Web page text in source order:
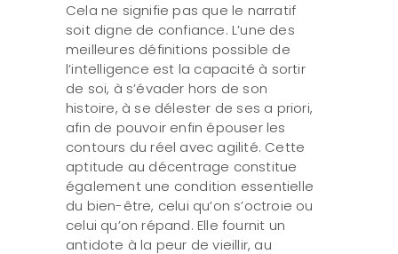
Cela ne signifie pas que le narratif
soit digne de confiance. L’une des
meilleures définitions possible de
l’intelligence est la capacité à sortir
de soi, à s’évader hors de son
histoire, à se délester de ses a priori,
afin de pouvoir enfin épouser les
contours du réel avec agilité. Cette
aptitude au décentrage constitue
également une condition essentielle
du bien-être, celui qu’on s’octroie ou
celui qu’on répand. Elle fournit un
antidote à la peur de vieillir, au